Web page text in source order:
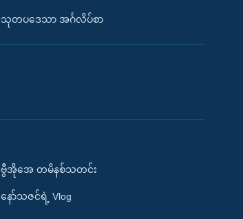
သုတပဒေသာ အင်္ဂလိပ်စာ
ဗွီအိုအေ တမိနစ်သတင်း
နော်သဇင်ရဲ့ Vlog